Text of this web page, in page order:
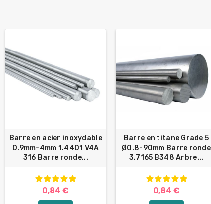
Barre en acier inoxydable
0.9mm-4mm 1.4401 V4A
316 Barre ronde...
0,84 €
Barre en titane Grade 5
Ø0.8-90mm Barre ronde
3.7165 B348 Arbre...
0,84 €